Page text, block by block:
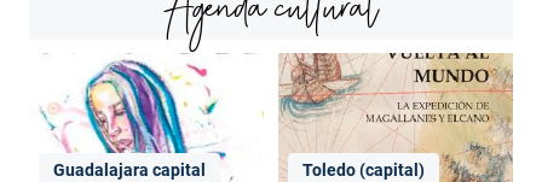
Guadalajara capital Toledo (capital)